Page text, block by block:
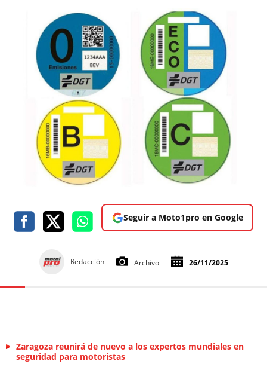
Seguir a Moto1pro en Google
Redacción Archivo 26/11/2025
Zaragoza reunirá de nuevo a los expertos mundiales en
seguridad para motoristas